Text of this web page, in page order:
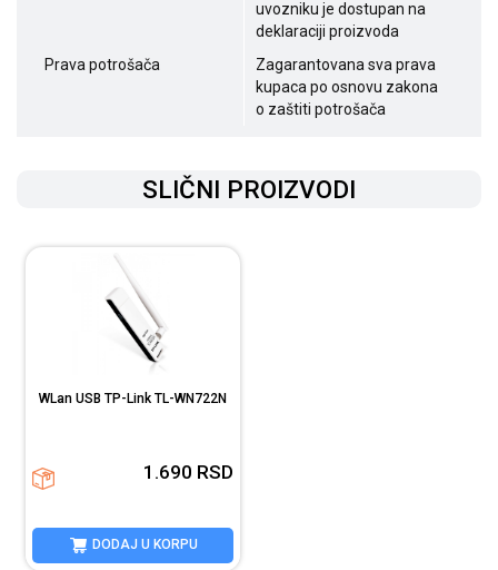
uvozniku je dostupan na
deklaraciji proizvoda
Prava potrošača
Zagarantovana sva prava
kupaca po osnovu zakona
o zaštiti potrošača
SLIČNI PROIZVODI
WLan USB TP-Link TL-WN722N
1.690 RSD
DODAJ U KORPU